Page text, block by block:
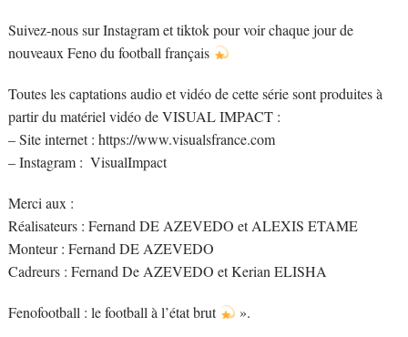
Suivez-nous sur Instagram et tiktok pour voir chaque jour de
nouveaux Feno du football français
Toutes les captations audio et vidéo de cette série sont produites à
partir du matériel vidéo de VISUAL IMPACT :
– Site internet : https://www.visualsfrance.com
– Instagram : ​⁠ VisualImpact
Merci aux :
Réalisateurs : Fernand DE AZEVEDO et ALEXIS ETAME
Monteur : Fernand DE AZEVEDO
Cadreurs : Fernand De AZEVEDO et Kerian ELISHA
Fenofootball : le football à l’état brut ».